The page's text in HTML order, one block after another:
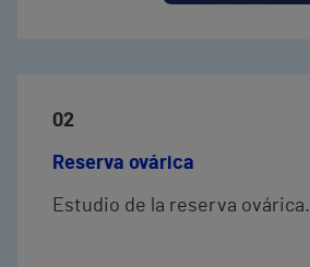
02
Reserva ovárica
Estudio de la reserva ovárica.